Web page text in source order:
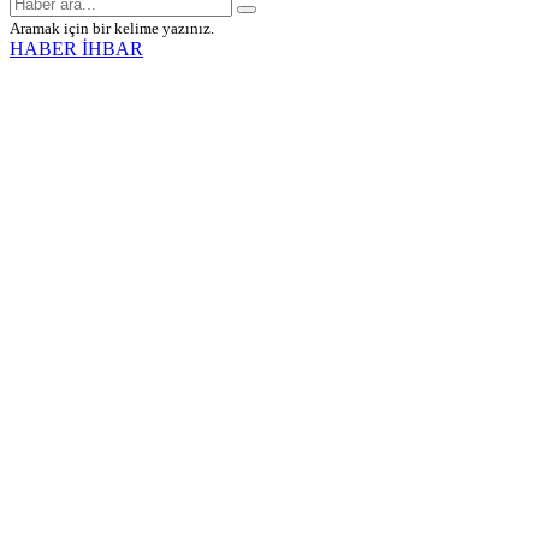
Aramak için bir kelime yazınız.
HABER İHBAR